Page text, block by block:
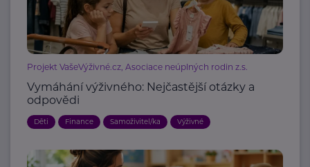
Projekt VašeVýživné.cz, Asociace neúplných rodin z.s.
Vymáhání výživného: Nejčastější otázky a
odpovědi
Děti Finance Samoživitel/ka Výživné